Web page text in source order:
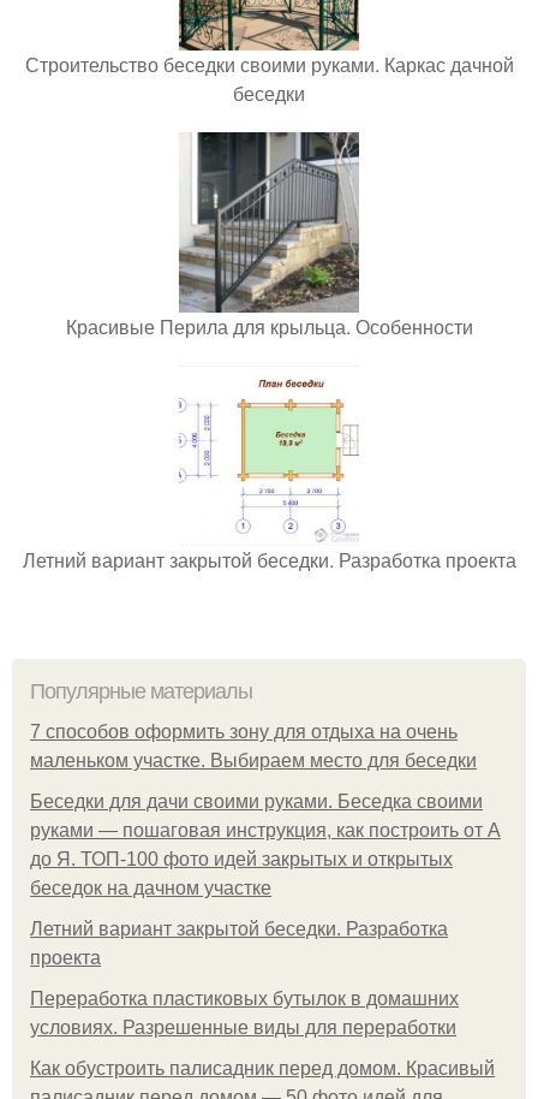
Строительство беседки своими руками. Каркас дачной
беседки
Красивые Перила для крыльца. Особенности
Летний вариант закрытой беседки. Разработка проекта
Популярные материалы
7 способов оформить зону для отдыха на очень
маленьком участке. Выбираем место для беседки
Беседки для дачи своими руками. Беседка своими
руками — пошаговая инструкция, как построить от А
до Я. ТОП-100 фото идей закрытых и открытых
беседок на дачном участке
Летний вариант закрытой беседки. Разработка
проекта
Переработка пластиковых бутылок в домашних
условиях. Разрешенные виды для переработки
Как обустроить палисадник перед домом. Красивый